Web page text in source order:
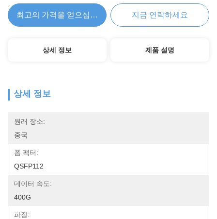
최고의 가격을 얻으십시오 지금 연락하세요
상세 정보 제품 설명
상세 정보
원래 장소:
중국
폼 팩터:
QSFP112
데이터 속도:
400G
파장: